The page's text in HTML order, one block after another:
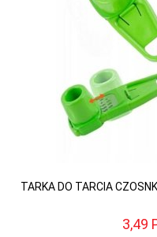
TARKA DO TARCIA
3,49